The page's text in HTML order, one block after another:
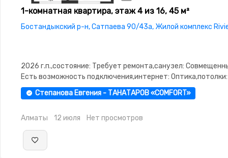
1-комнатная квартира, этаж 4 из 16, 45 м²
Бостандыкский р-н, Сатпаева 90/43а, Жилой комплекс
2026 г.п.,состояние: Требует ремонта,санузел:
Есть возможность подключения,интернет:
Паркинг,Охрана,Домофон,Видеонаблюдение,Пластиковые
окна,Улучшенная,Комнаты изолированы,Тихий двор
Степанова Евгения - ТАНАТАРОВ «COMFORT»
Алматы 12 июля Нет просмотров